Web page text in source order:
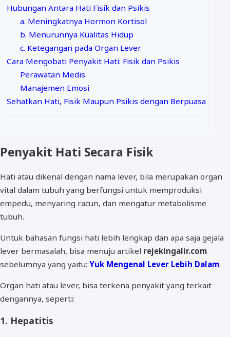
Hubungan Antara Hati Fisik dan Psikis
a. Meningkatnya Hormon Kortisol
b. Menurunnya Kualitas Hidup
c. Ketegangan pada Organ Lever
Cara Mengobati Penyakit Hati: Fisik dan Psikis
Perawatan Medis
Manajemen Emosi
Sehatkan Hati, Fisik Maupun Psikis dengan Berpuasa
Penyakit Hati Secara Fisik
Hati atau dikenal dengan nama lever, bila merupakan organ
vital dalam tubuh yang berfungsi untuk memproduksi
empedu, menyaring racun, dan mengatur metabolisme
tubuh.
Untuk bahasan fungsi hati lebih lengkap dan apa saja gejala
lever bermasalah, bisa menuju artikel rejekingalir.com
sebelumnya yang yaitu: Yuk Mengenal Lever Lebih Dalam.
Organ hati atau lever, bisa terkena penyakit yang terkait
dengannya, seperti:
1. Hepatitis